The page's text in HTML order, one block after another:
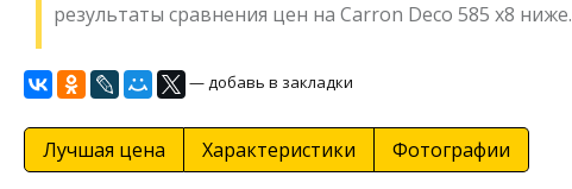
результаты сравнения цен на Carron Deco 585 x8 ниже.
— добавь в закладки
Лучшая цена Характеристики Фотографии